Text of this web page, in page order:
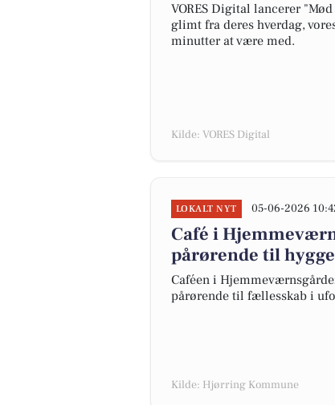
VORES Digital lancerer
glimt fra deres hverdag,
minutter at være med.
Kilde: VORES Digital
LOKALT NYT 05-06-2026
Café i
pårørende til
Caféen i
pårørende til fællesskab i
Kilde: Hjørring Kommune